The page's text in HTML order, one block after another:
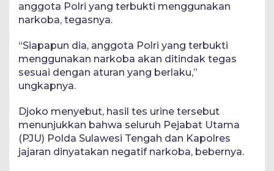
anggota Polri yang terbukti menggunakan
narkoba, tegasnya.
“Siapapun dia, anggota Polri yang terbukti
menggunakan narkoba akan ditindak tegas
sesuai dengan aturan yang berlaku,”
ungkapnya.
Djoko menyebut, hasil tes urine tersebut
menunjukkan bahwa seluruh Pejabat Utama
(PJU) Polda Sulawesi Tengah dan Kapolres
jajaran dinyatakan negatif narkoba, bebernya.